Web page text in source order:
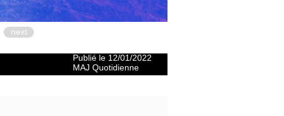
next
Publié le 12/01/2022
MAJ Quotidienne